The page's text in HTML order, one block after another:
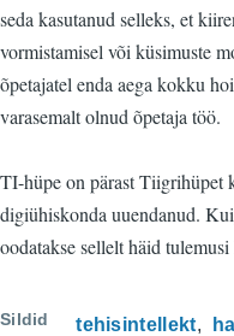
seda kasutanud selleks, et
vormistamisel või küsimuste
õpetajatel enda aega kokku
varasemalt olnud õpetaja töö.
TI-hüpe on pärast Tiigrihüpet
digiühiskonda uuendanud.
oodatakse sellelt häid
Sildid tehisintellekt